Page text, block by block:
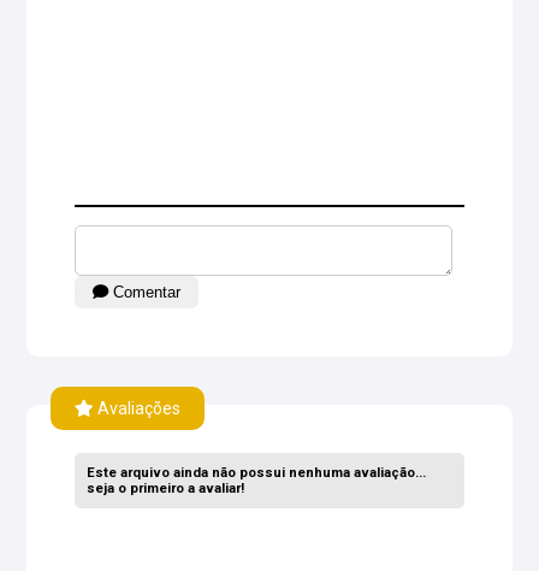
Comentar
Avaliações
Este arquivo ainda não possui nenhuma avaliação...
seja o primeiro a avaliar!